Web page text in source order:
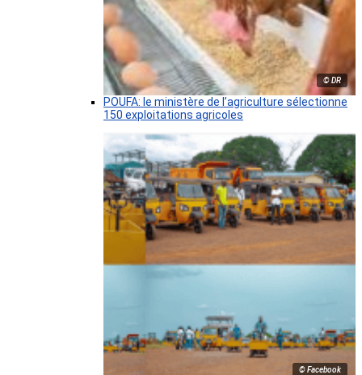
© DR
POUFA: le ministère de l’agriculture sélectionne
150 exploitations agricoles
© Facebook